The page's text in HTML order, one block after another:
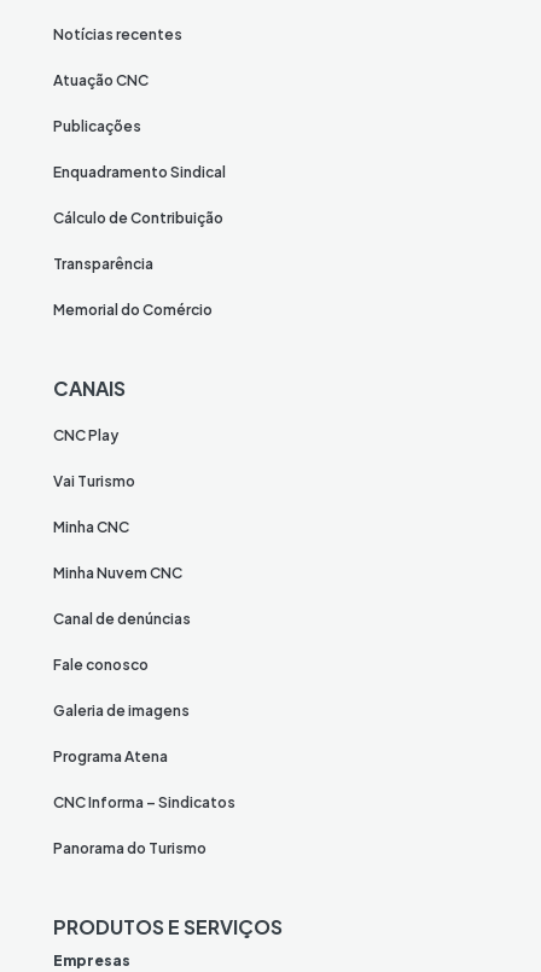
Notícias recentes
Atuação CNC
Publicações
Enquadramento Sindical
Cálculo de Contribuição
Transparência
Memorial do Comércio
CANAIS
CNC Play
Vai Turismo
Minha CNC
Minha Nuvem CNC
Canal de denúncias
Fale conosco
Galeria de imagens
Programa Atena
CNC Informa – Sindicatos
Panorama do Turismo
PRODUTOS E SERVIÇOS
Empresas